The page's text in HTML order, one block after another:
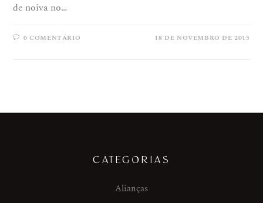
de noiva no…
0 COMENTÁRIO 18 DE NOVEMBRO DE 2015
CATEGORIAS
Alianças